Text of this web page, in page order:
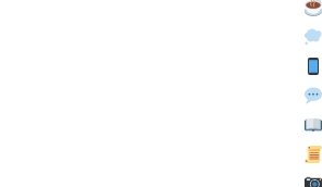
o
s
p
e
e